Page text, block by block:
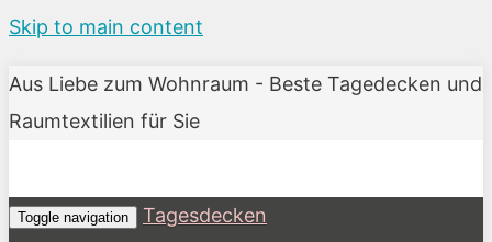
Skip to main content
Aus Liebe zum Wohnraum - Beste Tagedecken und
Raumtextilien für Sie
Toggle navigation Tagesdecken